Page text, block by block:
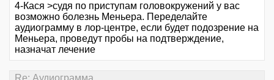
4-Кася >судя по приступам головокружений у вас
возможно болезнь Меньера. Переделайте
аудиограмму в лор-центре, если будет подозрение на
Меньера, проведут пробы на подтверждение,
назначат лечение